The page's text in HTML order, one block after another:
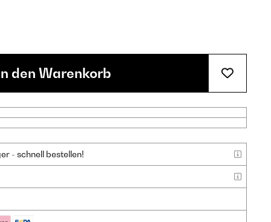
den Warenkorb
- schnell bestellen!